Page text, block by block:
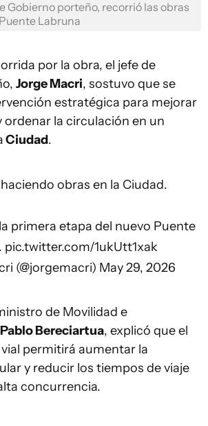
Gobierno porteño, recorrió las obras
Labruna
por la obra, el jefe de
Jorge Macri, sostuvo que se
estratégica para mejorar
ordenar la circulación en un
Ciudad.
obras en la Ciudad.
primera etapa del nuevo Puente
pic.twitter.com/1ukUtt1xak
(@jorgemacri) May 29, 2026
de Movilidad e
Pablo Bereciartua, explicó que el
permitirá aumentar la
y reducir los tiempos de viaje
concurrencia.